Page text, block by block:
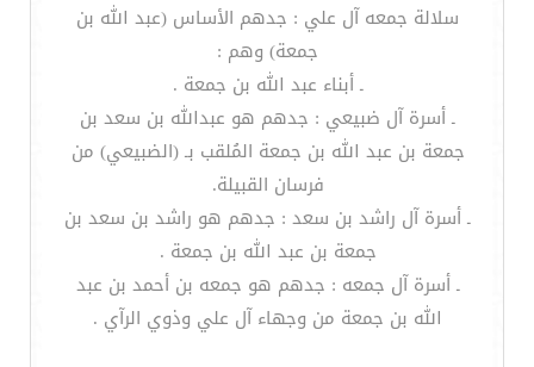
سلالة جمعه آل علي : جدهم الأساس (عبد الله بن
جمعة) وهم :
ـ أبناء عبد الله بن جمعة .
ـ أسرة آل ضبيعي : جدهم هو عبدالله بن سعد بن
جمعة بن عبد الله بن جمعة المُلقب بـ (الضبيعي) من
فرسان القبيلة.
ـ أسرة آل راشد بن سعد : جدهم هو راشد بن سعد بن
جمعة بن عبد الله بن جمعة .
ـ أسرة آل جمعه : جدهم هو جمعه بن أحمد بن عبد
الله بن جمعة من وجهاء آل علي وذوي الرآي .